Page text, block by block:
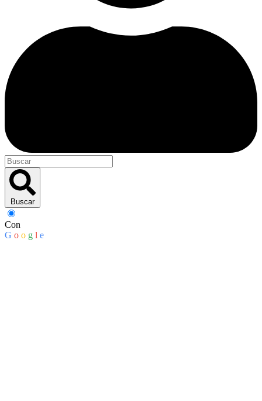
Buscar
Con
G o o g l e